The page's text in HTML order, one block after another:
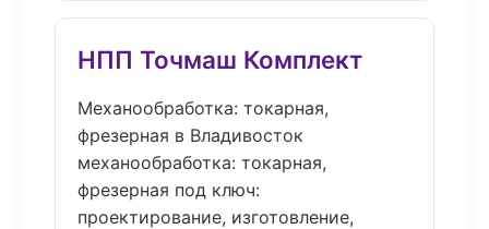
НПП Точмаш Комплект
Механообработка: токарная,
фрезерная в Владивосток
механообработка: токарная,
фрезерная под ключ:
проектирование, изготовление,